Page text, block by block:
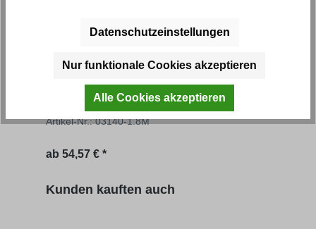
Aufsatzbordwand NS
Artikel-Nr.: 03140-1.8M
Regulärer Preis:
ab 54,57 € *
Produktgalerie überspringen
Kunden kauften auch
Datenschutzeinstellungen
Nur funktionale Cookies akzeptieren
Alle Cookies akzeptieren